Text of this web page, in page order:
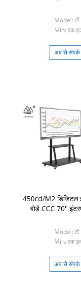
Model: टी
Min: एक
अब से
450cd/M2 डिजिटल
बोर्ड CCC 70''
Model:
Min: एक
अब से